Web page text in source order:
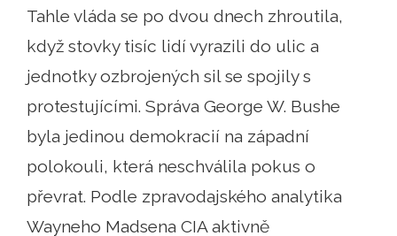
Tahle vláda se po dvou dnech zhroutila,
když stovky tisíc lidí vyrazili do ulic a
jednotky ozbrojených sil se spojily s
protestujícími. Správa George W. Bushe
byla jedinou demokracií na západní
polokouli, která neschválila pokus o
převrat. Podle zpravodajského analytika
Wayneho Madsena CIA aktivně